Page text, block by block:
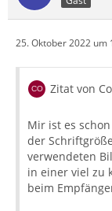
25. Oktober 2022 um
Zitat von
Mir ist es
der
verwendeten
in einer viel zu
beim